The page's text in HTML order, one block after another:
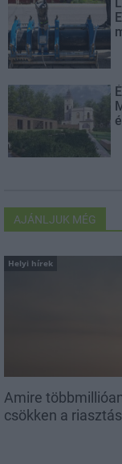
AJÁNLJUK MÉG
Helyi hírek
Amire
csökken a riasztás